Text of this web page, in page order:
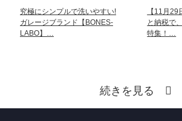
究極にシンプルで洗いやすい!
ガレージブランド【BONES-
LABO】…
【11月
と納税で
特集！…
続きを見る